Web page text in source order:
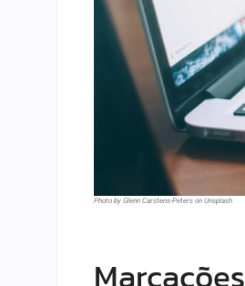
Photo by Glenn Carstens-Peters on Unsplash